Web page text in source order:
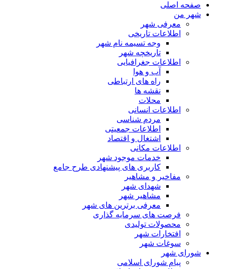
صفحه اصلی
شهر من
معرفی شهر
اطلاعات تاریخی
وجه تسیمه نام شهر
تاریخچه شهر
اطلاعات جغرافیایی
آب و هوا
راه های ارتباطی
نقشه ها
محلات
اطلاعات انسانی
مردم شناسی
اطلاعات جمعیتی
اشتغال و اقتصاد
اطلاعات مکانی
خدمات موجود شهر
کاربری های پیشنهادی طرح جامع
مفاخیر و مشاهیر
شهدای شهر
مشاهیر شهر
معرفی برترین های شهر
فرصت های سرمایه گذاری
محصولات تولیدی
افتخارات شهر
سوغات شهر
شورای شهر
پیام شورای اسلامی